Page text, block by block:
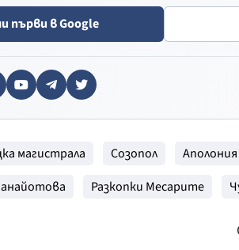
първи в Google
магистрала Созопол
Разкопки Месарите